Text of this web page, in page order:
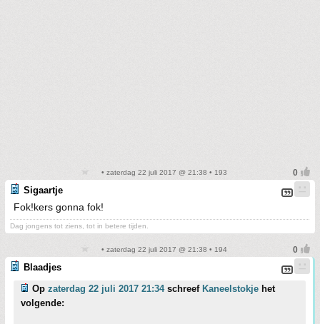
• zaterdag 22 juli 2017 @ 21:38 • 193
Sigaartje
Fok!kers gonna fok!
Dag jongens tot ziens, tot in betere tijden.
• zaterdag 22 juli 2017 @ 21:38 • 194
Blaadjes
Op zaterdag 22 juli 2017 21:34schreef Kaneelstokje het
volgende: